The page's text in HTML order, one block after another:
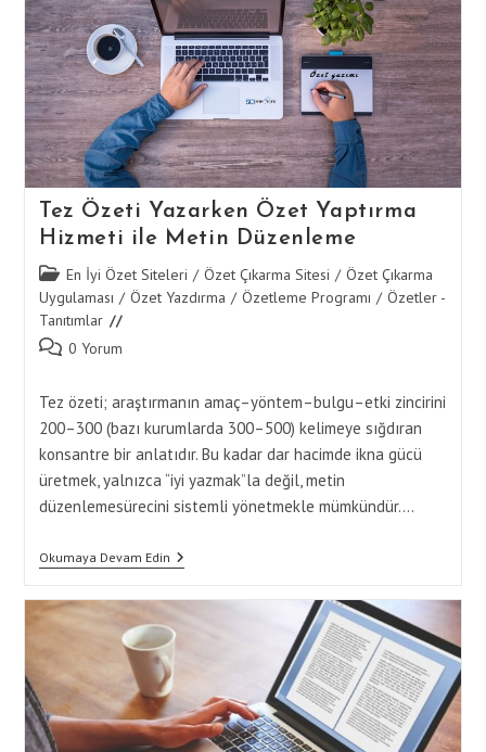
Zaman
Yönetimi
Tez Özeti Yazarken Özet Yaptırma
Hizmeti ile Metin Düzenleme
Post
category:
En İyi Özet Siteleri / Özet Çıkarma Sitesi / Özet Çıkarma
Uygulaması / Özet Yazdırma / Özetleme Programı / Özetler -
Tanıtımlar
Post 0 Yorum
Tez özeti; araştırmanın amaç–yöntem–bulgu–etki zincirini
200–300 (bazı kurumlarda 300–500) kelimeye sığdıran
konsantre bir anlatıdır. Bu kadar dar hacimde ikna gücü
üretmek, yalnızca “iyi yazmak”la değil, metin
düzenlemesürecini sistemli yönetmekle mümkündür.…
Okumaya Devam EdinTez
Özeti
Yaptırma
Hizmeti
Ile
Metin
Düzenleme